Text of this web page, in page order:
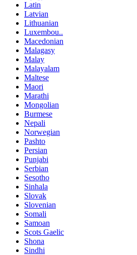
Latin
Latvian
Lithuanian
Luxembou..
Macedonian
Malagasy
Malay
Malayalam
Maltese
Maori
Marathi
Mongolian
Burmese
Nepali
Norwegian
Pashto
Persian
Punjabi
Serbian
Sesotho
Sinhala
Slovak
Slovenian
Somali
Samoan
Scots Gaelic
Shona
Sindhi